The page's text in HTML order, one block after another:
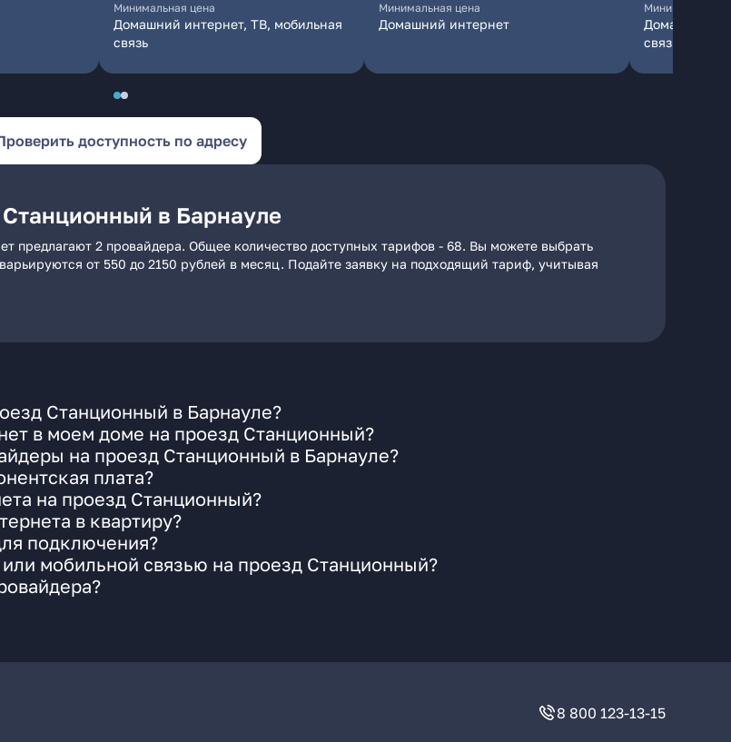
Минимальная цена
Домашний интернет, ТВ, мобильная
связь
Минимальная цена
Домашний интернет
Минимальная
Домашний
связь
доступность по адресу
в Барнауле
предлагают 2 провайдера. Общее количество доступных тарифов - 68. Вы можете выбрать
от 550 до 2150 рублей в месяц. Подайте заявку на подходящий тариф, учитывая
Станционный в Барнауле?
в моем доме на проезд Станционный?
на проезд Станционный в Барнауле?
плата?
на проезд Станционный?
в квартиру?
подключения?
мобильной связью на проезд Станционный?
8 800 123-13-15